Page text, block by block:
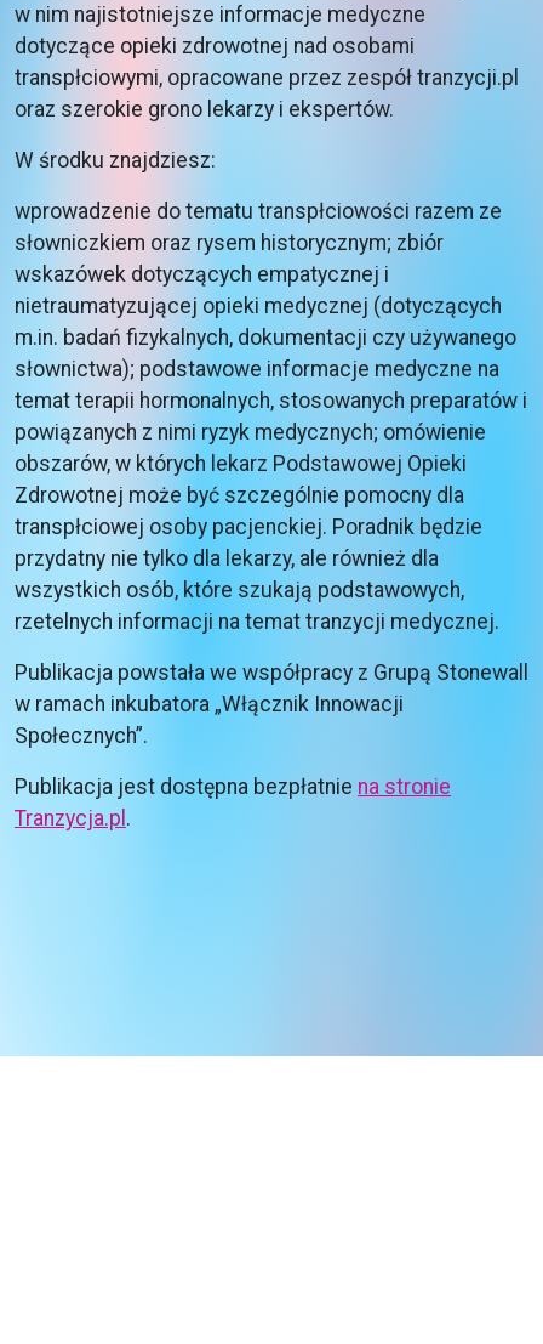
w nim najistotniejsze informacje medyczne
dotyczące opieki zdrowotnej nad osobami
transpłciowymi, opracowane przez zespół tranzycji.pl
oraz szerokie grono lekarzy i ekspertów.
W środku znajdziesz:
wprowadzenie do tematu transpłciowości razem ze
słowniczkiem oraz rysem historycznym; zbiór
wskazówek dotyczących empatycznej i
nietraumatyzującej opieki medycznej (dotyczących
m.in. badań fizykalnych, dokumentacji czy używanego
słownictwa); podstawowe informacje medyczne na
temat terapii hormonalnych, stosowanych preparatów i
powiązanych z nimi ryzyk medycznych; omówienie
obszarów, w których lekarz Podstawowej Opieki
Zdrowotnej może być szczególnie pomocny dla
transpłciowej osoby pacjenckiej. Poradnik będzie
przydatny nie tylko dla lekarzy, ale również dla
wszystkich osób, które szukają podstawowych,
rzetelnych informacji na temat tranzycji medycznej.
Publikacja powstała we współpracy z Grupą Stonewall
w ramach inkubatora „Włącznik Innowacji
Społecznych”.
Publikacja jest dostępna bezpłatnie na stronie
Tranzycja.pl .